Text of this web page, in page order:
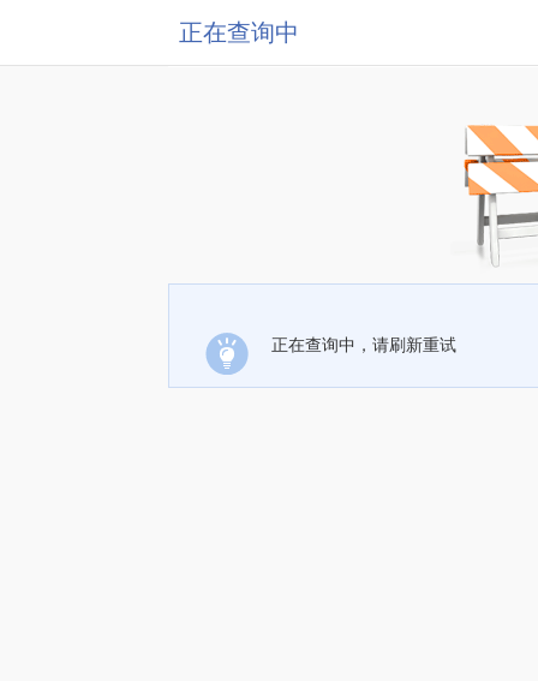
正在查询中
正在查询中，请刷新重试